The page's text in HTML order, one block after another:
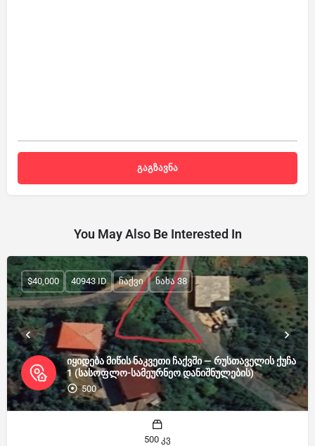
You May Also Be Interested In
იყიდება მიწის ნაკვეთი ჩაქვში — რუსთაველის ქუჩა
1 (სასოფლო-სამეურნეო დანიშნულების)
500
$40,000 40943 ID ჩაქვი ნახა 38
500 კვ